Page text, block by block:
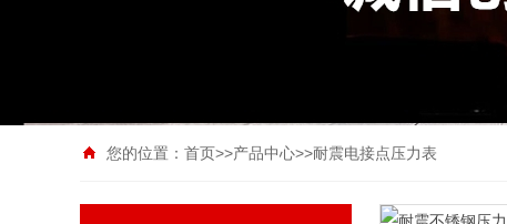
您的位置： 首页>>产品中心>>耐震电接点压力表